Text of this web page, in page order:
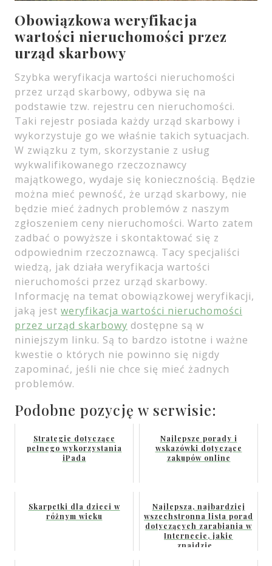
Obowiązkowa weryfikacja
wartości nieruchomości przez
urząd skarbowy
Szybka weryfikacja wartości nieruchomości
przez urząd skarbowy, odbywa się na
podstawie tzw. rejestru cen nieruchomości.
Taki rejestr posiada każdy urząd skarbowy i
wykorzystuje go we właśnie takich sytuacjach.
W związku z tym, skorzystanie z usług
wykwalifikowanego rzeczoznawcy
majątkowego, wydaje się koniecznością. Będzie
można mieć pewność, że urząd skarbowy, nie
będzie mieć żadnych problemów z naszym
zgłoszeniem ceny nieruchomości. Warto zatem
zadbać o powyższe i skontaktować się z
odpowiednim rzeczoznawcą. Tacy specjaliści
wiedzą, jak działa weryfikacja wartości
nieruchomości przez urząd skarbowy.
Informację na temat obowiązkowej weryfikacji,
jaką jest weryfikacja wartości nieruchomości
przez urząd skarbowy dostępne są w
niniejszym linku. Są to bardzo istotne i ważne
kwestie o których nie powinno się nigdy
zapominać, jeśli nie chce się mieć żadnych
problemów.
Podobne pozycję w serwisie:
Strategie dotyczące
pełnego wykorzystania
iPada
Najlepsze porady i
wskazówki dotyczące
zakupów online
Skarpetki dla dzieci w
różnym wieku
Najlepsza, najbardziej
wszechstronna lista porad
dotyczących zarabiania w
Internecie, jakie
znajdzie...